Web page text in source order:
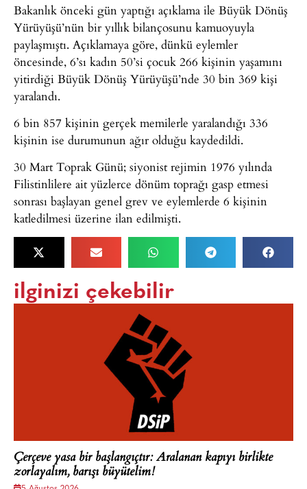
Bakanlık önceki gün yaptığı açıklama ile Büyük Dönüş
Yürüyüşü’nün bir yıllık bilançosunu kamuoyuyla
paylaşmıştı. Açıklamaya göre, dünkü eylemler
öncesinde, 6’sı kadın 50’si çocuk 266 kişinin yaşamını
yitirdiği Büyük Dönüş Yürüyüşü’nde 30 bin 369 kişi
yaralandı.
6 bin 857 kişinin gerçek memilerle yaralandığı 336
kişinin ise durumunun ağır olduğu kaydedildi.
30 Mart Toprak Günü; siyonist rejimin 1976 yılında
Filistinlilere ait yüzlerce dönüm toprağı gasp etmesi
sonrası başlayan genel grev ve eylemlerde 6 kişinin
katledilmesi üzerine ilan edilmişti.
ilginizi çekebilir
Çerçeve yasa bir başlangıçtır: Aralanan kapıyı birlikte
zorlayalım, barışı büyütelim!